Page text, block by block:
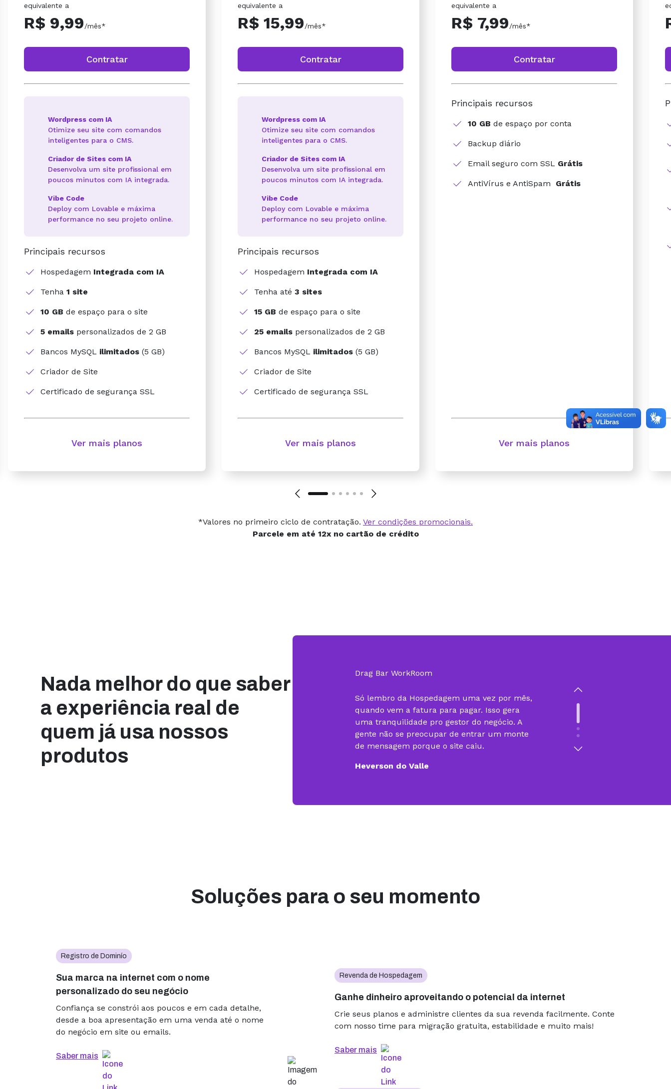
equivalente a
R$ 9,99/mês*
Contratar
Wordpress com IA
Otimize seu site com comandos
inteligentes para o CMS.
Criador de Sites com IA
Desenvolva um site profissional em
poucos minutos com IA integrada.
Vibe Code
Deploy com Lovable e máxima
performance no seu projeto online.
Principais recursos
Hospedagem Integrada com IA
Tenha 1 site
10 GB de espaço para o site
5 emails personalizados de 2 GB
Bancos MySQL ilimitados (5 GB)
Criador de Site
Certificado de segurança SSL
Ver mais planos
equivalente a
R$ 15,99/mês*
Contratar
Wordpress com IA
Otimize seu site com comandos
inteligentes para o CMS.
Criador de Sites com IA
Desenvolva um site profissional em
poucos minutos com IA integrada.
Vibe Code
Deploy com Lovable e máxima
performance no seu projeto online.
Principais recursos
Hospedagem Integrada com IA
Tenha até 3 sites
15 GB de espaço para o site
25 emails personalizados de 2 GB
Bancos MySQL ilimitados (5 GB)
Criador de Site
Certificado de segurança SSL
Ver mais planos
equivalente a
R$ 7,99/mês*
Contratar
Principais recursos
10 GB de espaço por conta
Backup diário
Email seguro com SSL Grátis
AntiVírus e AntiSpam Grátis
Ver mais planos
*Valores no primeiro ciclo de contratação. Ver condições promocionais.
Parcele em até 12x no cartão de crédito
Nada melhor do que saber
a experiência real de
quem já usa nossos
produtos
Drag Bar WorkRoom
Só lembro da Hospedagem uma vez por mês,
quando vem a fatura para pagar. Isso gera
uma tranquilidade pro gestor do negócio. A
gente não se preocupar de entrar um monte
de mensagem porque o site caiu.
Heverson do Valle
Posso dizer que o sucesso do nosso trabalho
problema.
Drag Bar WorkRoom
Só lembro da Hospedagem uma vez por mês,
uma tranquilidade pro gestor do negócio. A
gente não se preocupar de entrar um monte
de mensagem porque o site caiu.
Soluções para o seu momento
Registro de Dominío
Sua marca na internet com o nome
personalizado do seu negócio
Confiança se constrói aos poucos e em cada detalhe,
desde a boa apresentação em uma venda até o nome
do negócio em site ou emails.
Saber mais
Revenda de Hospedagem
Ganhe dinheiro aproveitando o potencial da internet
Crie seus planos e administre clientes da sua revenda facilmente. Conte
com nosso time para migração gratuita, estabilidade e muito mais!
Saber mais